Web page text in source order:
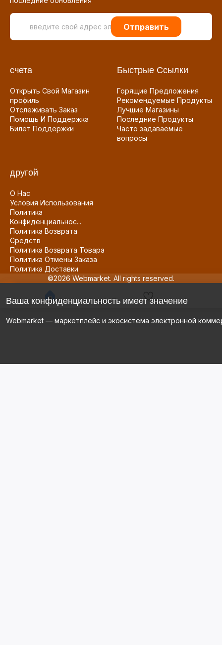
Отправить
счета
Открыть Свой Магазин
профиль
Отслеживать Заказ
Помощь И Поддержка
Билет Поддержки
Быстрые Ссылки
Горящие Предложения
Рекомендуемые Продукты
Лучшие Магазины
Последние Продукты
Часто задаваемые
вопросы
другой
О Нас
Условия Использования
Политика
Конфиденциальнос...
Политика Возврата
Средств
Политика Возврата Товара
Политика Отмены Заказа
Политика Доставки
©2026 Webmarket. All rights reserved.
Ваша конфиденциальность имеет значение
Webmarket — маркетплейс и экосистема электронной